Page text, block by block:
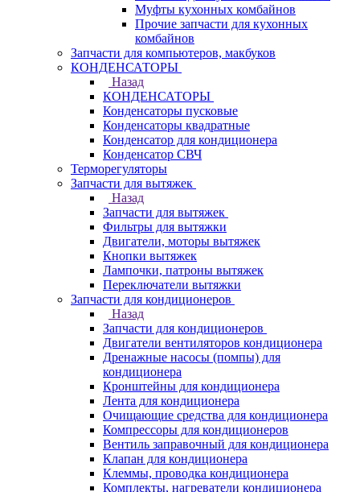
Муфты кухонных комбайнов
Прочие запчасти для кухонных
комбайнов
Запчасти для компьютеров, макбуков
КОНДЕНСАТОРЫ
Назад
КОНДЕНСАТОРЫ
Конденсаторы пусковые
Конденсаторы квадратные
Конденсатор для кондиционера
Конденсатор СВЧ
Терморегуляторы
Запчасти для вытяжек
Назад
Запчасти для вытяжек
Фильтры для вытяжки
Двигатели, моторы вытяжек
Кнопки вытяжек
Лампочки, патроны вытяжек
Переключатели вытяжки
Запчасти для кондиционеров
Назад
Запчасти для кондиционеров
Двигатели вентиляторов кондиционера
Дренажные насосы (помпы) для
кондиционера
Кронштейны для кондиционера
Лента для кондиционера
Очищающие средства для кондиционера
Компрессоры для кондиционеров
Вентиль заправочный для кондиционера
Клапан для кондиционера
Клеммы, проводка кондиционера
Комплекты, нагреватели кондиционера